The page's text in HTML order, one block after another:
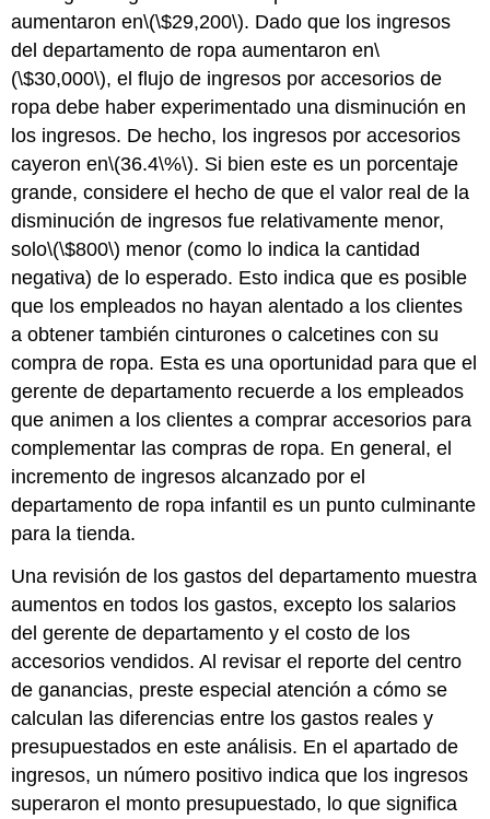
aumentaron en\(\$29,200\). Dado que los ingresos
del departamento de ropa aumentaron en\
(\$30,000\), el flujo de ingresos por accesorios de
ropa debe haber experimentado una disminución en
los ingresos. De hecho, los ingresos por accesorios
cayeron en\(36.4\%\). Si bien este es un porcentaje
grande, considere el hecho de que el valor real de la
disminución de ingresos fue relativamente menor,
solo\(\$800\) menor (como lo indica la cantidad
negativa) de lo esperado. Esto indica que es posible
que los empleados no hayan alentado a los clientes
a obtener también cinturones o calcetines con su
compra de ropa. Esta es una oportunidad para que el
gerente de departamento recuerde a los empleados
que animen a los clientes a comprar accesorios para
complementar las compras de ropa. En general, el
incremento de ingresos alcanzado por el
departamento de ropa infantil es un punto culminante
para la tienda.
Una revisión de los gastos del departamento muestra
aumentos en todos los gastos, excepto los salarios
del gerente de departamento y el costo de los
accesorios vendidos. Al revisar el reporte del centro
de ganancias, preste especial atención a cómo se
calculan las diferencias entre los gastos reales y
presupuestados en este análisis. En el apartado de
ingresos, un número positivo indica que los ingresos
superaron el monto presupuestado, lo que significa